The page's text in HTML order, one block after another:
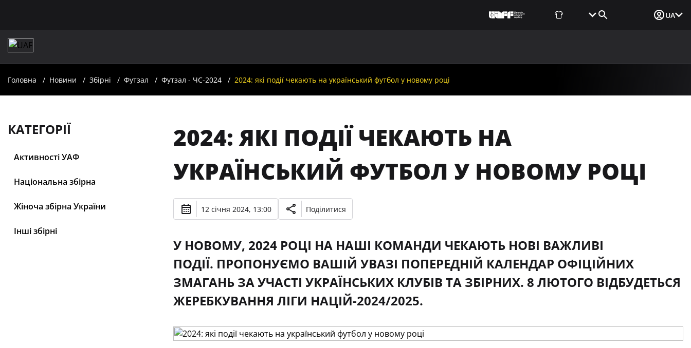
UA
Головна Новини Збірні Футзал Футзал - ЧС-2024 2024: які події чекають на український футбол у новому році
КАТЕГОРІЇ
Активності УАФ
Національна збірна
Жіноча збірна України
Інші збірні
2024: ЯКІ ПОДІЇ ЧЕКАЮТЬ НА
УКРАЇНСЬКИЙ ФУТБОЛ У НОВОМУ РОЦІ
12 січня 2024, 13:00 Поділитися
У НОВОМУ, 2024 РОЦІ НА НАШІ КОМАНДИ ЧЕКАЮТЬ НОВІ ВАЖЛИВІ
ПОДІЇ. ПРОПОНУЄМО ВАШІЙ УВАЗІ ПОПЕРЕДНІЙ КАЛЕНДАР ОФІЦІЙНИХ
ЗМАГАНЬ ЗА УЧАСТІ УКРАЇНСЬКИХ КЛУБІВ ТА ЗБІРНИХ. 8 ЛЮТОГО ВІДБУДЕТЬСЯ
ЖЕРЕБКУВАННЯ ЛІГИ НАЦІЙ-2024/2025.